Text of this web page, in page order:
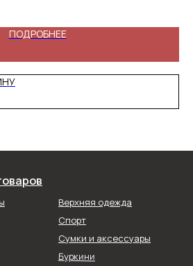
ПОДРОБНЕЕ
Спорт
Верхняя одежда
Сумки и аксессуары
Буркини